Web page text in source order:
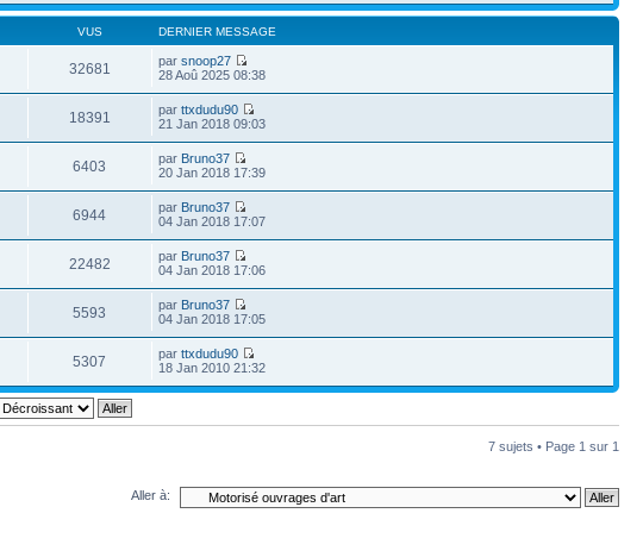
VUS DERNIER MESSAGE
32681 parsnoop27
28 Aoû 2025 08:38
18391 parttxdudu90
21 Jan 2018 09:03
6403 par Bruno37
20 Jan 2018 17:39
6944 par Bruno37
04 Jan 2018 17:07
22482 par Bruno37
04 Jan 2018 17:06
5593 par Bruno37
04 Jan 2018 17:05
5307 parttxdudu90
18 Jan 2010 21:32
7 sujets • Page 1 sur 1
Aller à: